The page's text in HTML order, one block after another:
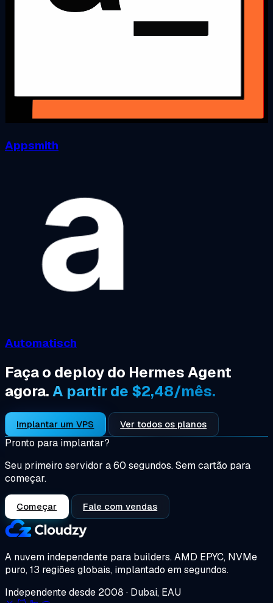
Appsmith
Automatisch
Faça o deploy do Hermes Agent
agora.A partir de $2,48/mês.
Implantar um VPS Ver todos os planos
Pronto para implantar?
Seu primeiro servidor a 60 segundos. Sem cartão para
começar.
Começar Fale com vendas
A nuvem independente para builders.AMD EPYC, NVMe
puro, 13 regiões globais, implantado em segundos.
Independente desde 2008 · Dubai, EAU